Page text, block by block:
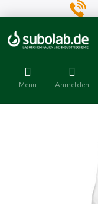
Menü Anmelden